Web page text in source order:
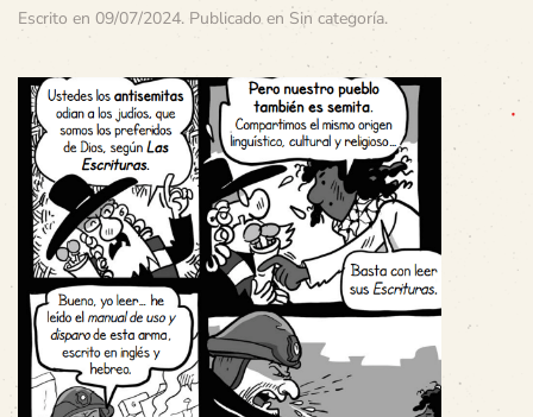
Escrito en 09/07/2024. Publicado en Sin categoría.